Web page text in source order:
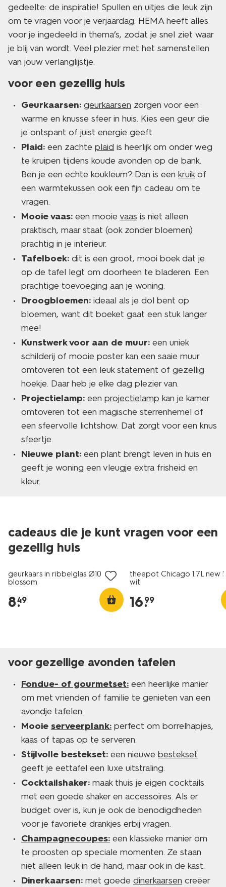
gedeelte: de inspiratie! Spullen en uitjes die leuk zijn
om te vragen voor je verjaardag. HEMA heeft alles
voor je ingedeeld in thema’s, zodat je snel ziet waar
je blij van wordt. Veel plezier met het samenstellen
van jouw verlanglijstje.
voor een gezellig huis
Geurkaarsen: geurkaarsen zorgen voor een
warme en knusse sfeer in huis. Kies een geur die
je ontspant of juist energie geeft.
Plaid: een zachte plaid is heerlijk om onder weg
te kruipen tijdens koude avonden op de bank.
Ben je een echte koukleum? Dan is een kruikof
een warmtekussen ook een fijn cadeau om te
vragen.
Mooie vaas: een mooie vaas is niet alleen
praktisch, maar staat (ook zonder bloemen)
prachtig in je interieur.
Tafelboek: dit is een groot, mooi boek dat je
op de tafel legt om doorheen te bladeren. Een
prachtige toevoeging aan je woning.
Droogbloemen: ideaal als je dol bent op
bloemen, want dit boeket gaat een stuk langer
mee!
Kunstwerk voor aan de muur: een uniek
schilderij of mooie poster kan een saaie muur
omtoveren tot een leuk statement of gezellig
hoekje. Daar heb je elke dag plezier van.
Projectielamp: een projectielamp kan je kamer
omtoveren tot een magische sterrenhemel of
een sfeervolle lichtshow. Dat zorgt voor een knus
sfeertje.
Nieuwe plant: een plant brengt leven in huis en
geeft je woning een vleugje extra frisheid en
kleur.
cadeaus die je kunt vragen voor een
gezellig huis
vegan
geurkaars in ribbelglas Ø10x10
blossom
8.
49
theepot Chicago 1.7L new
wit
16.
99
voor gezellige avonden tafelen
Fondue- of gourmetset: een heerlijke manier
om met vrienden of familie te genieten van een
avondje tafelen.
Mooie serveerplank: perfect om borrelhapjes,
kaas of tapas op te serveren.
Stijlvolle bestekset: een nieuwe bestekset
geeft je eettafel een luxe uitstraling.
Cocktailshaker: maak thuis je eigen cocktails
met een goede shaker en accessoires. Als er
budget over is, kun je ook de benodigdheden
voor je favoriete drankjes erbij vragen.
Champagnecoupes: een klassieke manier om
te proosten op speciale momenten. Ze staan
niet alleen leuk in de hand, maar ook in de kast.
Dinerkaarsen: met goede dinerkaarsen creëer